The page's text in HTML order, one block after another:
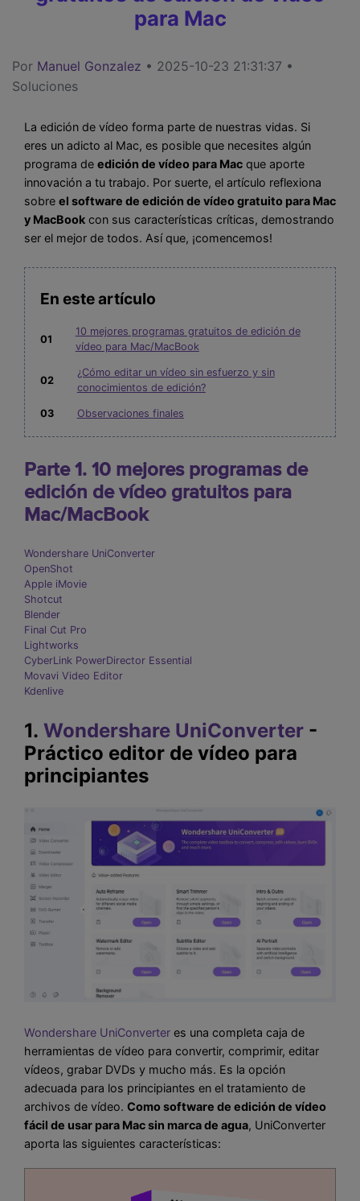
para Mac
Por Manuel Gonzalez • 2025-10-23 21:31:37 •
Soluciones
La edición de vídeo forma parte de nuestras vidas. Si
eres un adicto al Mac, es posible que necesites algún
programa de edición de vídeo para Mac que aporte
innovación a tu trabajo. Por suerte, el artículo reflexiona
sobre el software de edición de vídeo gratuito para Mac
y MacBook con sus características críticas, demostrando
ser el mejor de todos. Así que, ¡comencemos!
En este artículo
01
10 mejores programas gratuitos de edición de
vídeo para Mac/MacBook
02
¿Cómo editar un vídeo sin esfuerzo y sin
conocimientos de edición?
03 Observaciones finales
Parte 1. 10 mejores programas de
edición de vídeo gratuitos para
Mac/MacBook
Wondershare UniConverter
OpenShot
Apple iMovie
Shotcut
Blender
Final Cut Pro
Lightworks
CyberLink PowerDirector Essential
Movavi Video Editor
Kdenlive
1. Wondershare UniConverter -
Práctico editor de vídeo para
principiantes
Wondershare UniConverter es una completa caja de
herramientas de vídeo para convertir, comprimir, editar
vídeos, grabar DVDs y mucho más. Es la opción
adecuada para los principiantes en el tratamiento de
archivos de vídeo. Como software de edición de vídeo
fácil de usar para Mac sin marca de agua, UniConverter
aporta las siguientes características: